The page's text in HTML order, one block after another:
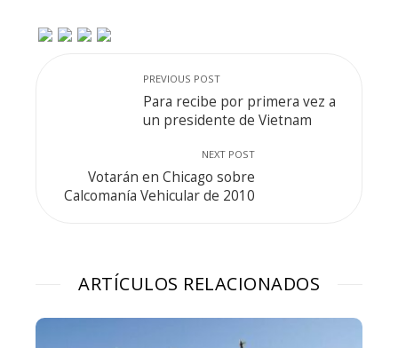
PREVIOUS POST
Para recibe por primera vez a
un presidente de Vietnam
NEXT POST
Votarán en Chicago sobre
Calcomanía Vehicular de 2010
ARTÍCULOS RELACIONADOS